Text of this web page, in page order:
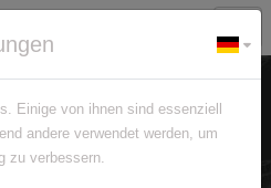
Einige von ihnen sind essenziell
andere verwendet werden, um
zu verbessern.